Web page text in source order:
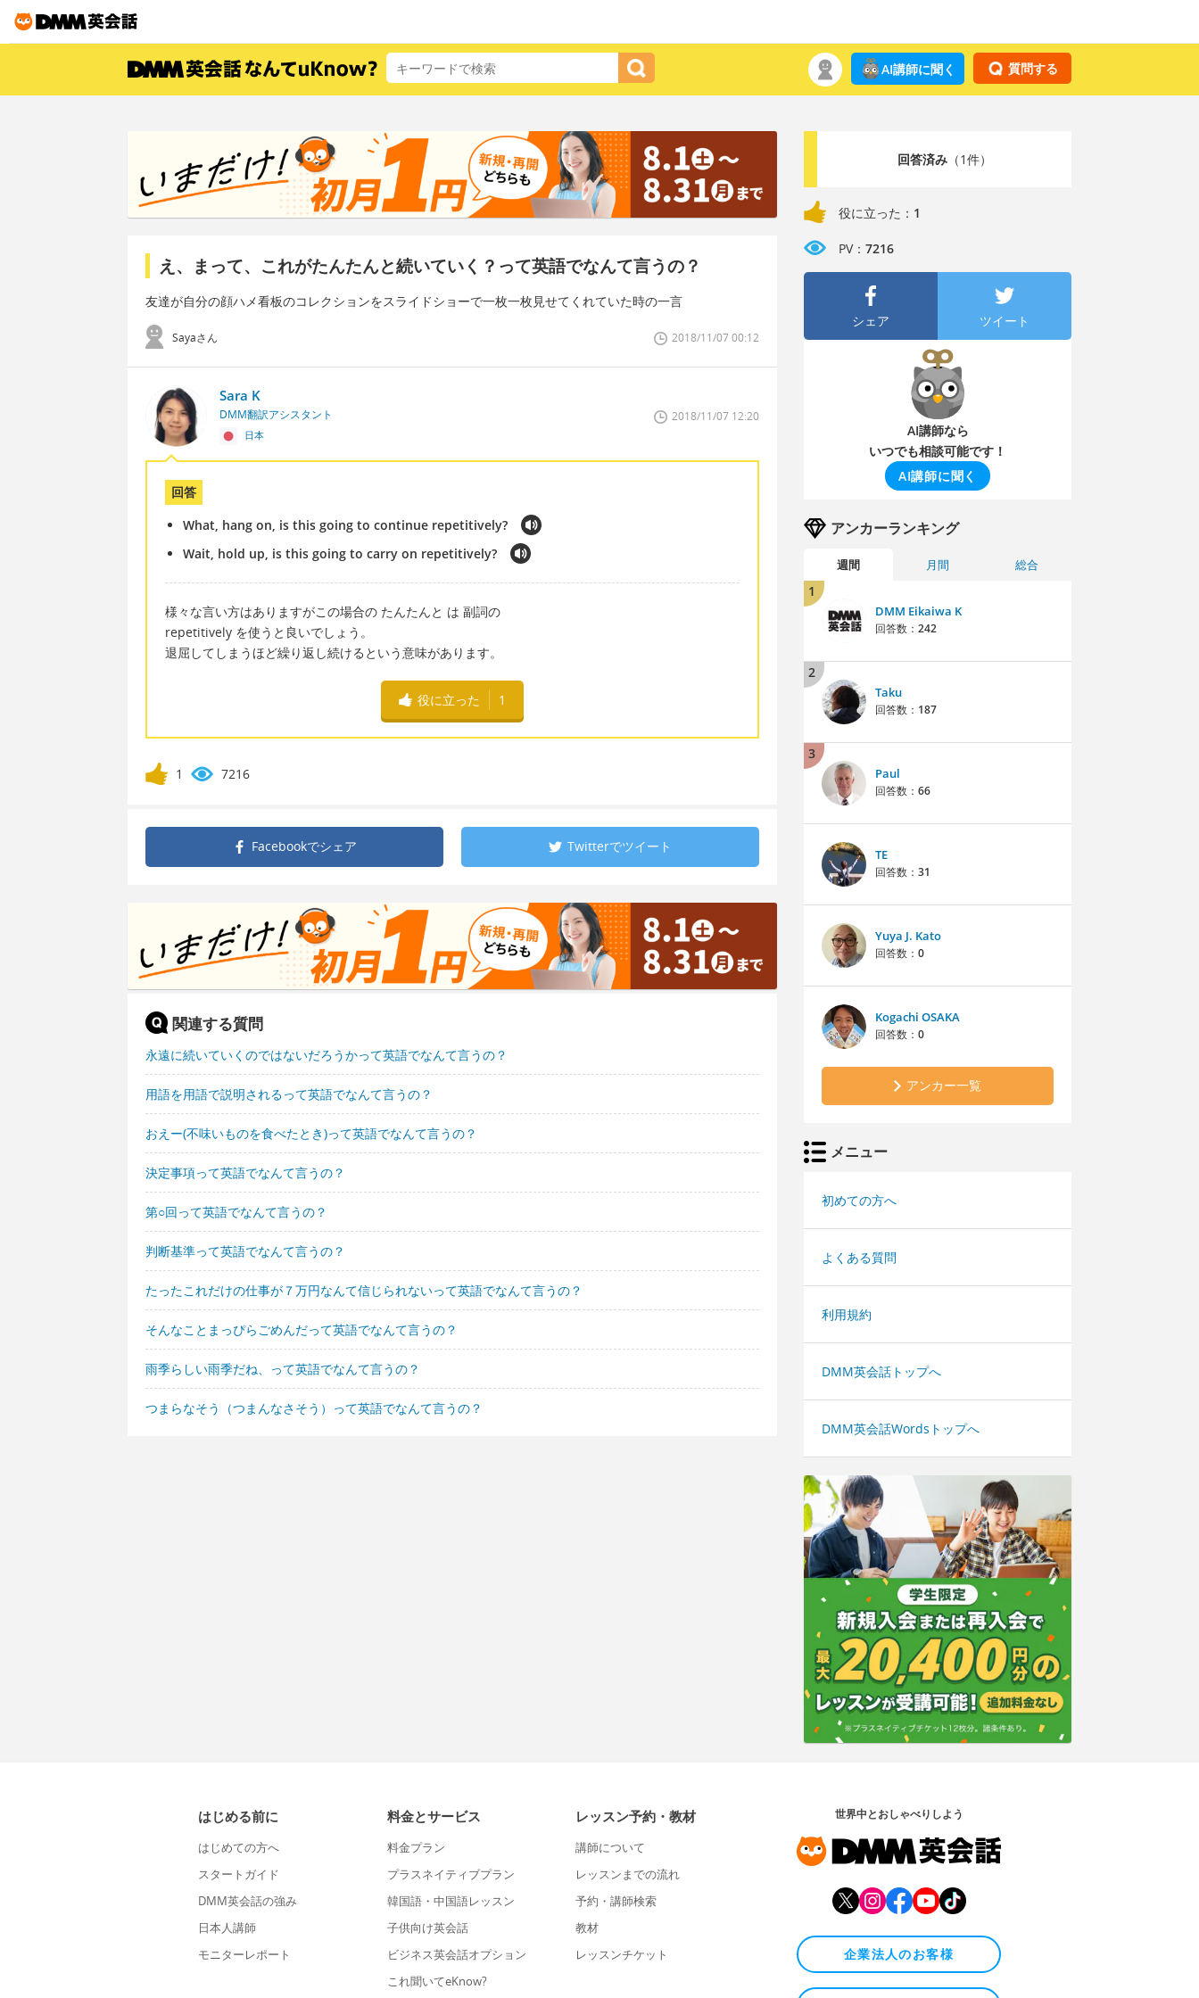
質問する
AI講師に聞く
え、まって、これがたんたんと続いていく？って英語でなんて言うの？
友達が自分の顔ハメ看板のコレクションをスライドショーで一枚一枚見せてくれていた時の一言
Sayaさん 2018/11/07 00:12
Sara K
DMM翻訳アシスタント
日本
2018/11/07 12:20
回答
What, hang on, is this going to continue repetitively?
Wait, hold up, is this going to carry on repetitively?
様々な言い方はありますがこの場合の たんたんと は 副詞の
repetitively を使うと良いでしょう。
退屈してしまうほど繰り返し続けるという意味があります。
役に立った 1
1 7216
Facebookでシェア Twitterでツイート
関連する質問
永遠に続いていくのではないだろうかって英語でなんて言うの？
用語を用語で説明されるって英語でなんて言うの？
おえー(不味いものを食べたとき)って英語でなんて言うの？
決定事項って英語でなんて言うの？
第○回って英語でなんて言うの？
判断基準って英語でなんて言うの？
たったこれだけの仕事が７万円なんて信じられないって英語でなんて言うの？
そんなことまっぴらごめんだって英語でなんて言うの？
雨季らしい雨季だね、って英語でなんて言うの？
つまらなそう（つまんなさそう）って英語でなんて言うの？
回答済み（1件）
役に立った： 1
PV： 7216
シェア ツイート
AI講師なら
いつでも相談可能です！
AI講師に聞く
アンカーランキング
週間 月間 総合
1
DMM Eikaiwa K
回答数： 242
2
Taku
回答数： 187
3
Paul
回答数： 66
TE
回答数： 31
Yuya J. Kato
回答数： 0
Kogachi OSAKA
回答数： 0
アンカー一覧
メニュー
初めての方へ
よくある質問
利用規約
DMM英会話トップへ
DMM英会話Wordsトップへ
はじめる前に
はじめての方へ
スタートガイド
DMM英会話の強み
日本人講師
モニターレポート
料金とサービス
料金プラン
プラスネイティブプラン
韓国語・中国語レッスン
子供向け英会話
ビジネス英会話オプション
これ聞いてeKnow?
レッスン予約・教材
講師について
レッスンまでの流れ
予約・講師検索
教材
レッスンチケット
世界中とおしゃべりしよう
企業法人のお客様